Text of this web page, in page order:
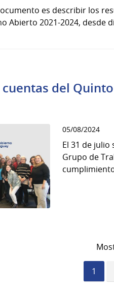
es describir los
Abierto 2021-2024, desde
del
05/08/2024
El 31 de julio
Grupo de
1